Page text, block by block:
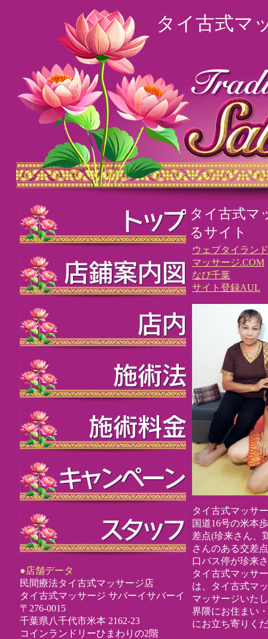
タイ古式マ
●店舗データ
民間療法タイ古式マッサージ店
タイ古式マッサージ サバーイサバーイ
〒276-0015
千葉県八千代市米本 2162-23
コインランドリーひまわりの2階
タイ古式マ
るサイト
ウェブタイランド
マッサージ.COM
なび千葉
サイト登録AUL
タイ古式マッサ
国道16号の米本
差点(珍来さん、
さんのある交差
口バス停が珍来
タイ古式マッサ
は、タイ古式マ
マッサージいた
界隈にお住まい
にお立ち寄りく